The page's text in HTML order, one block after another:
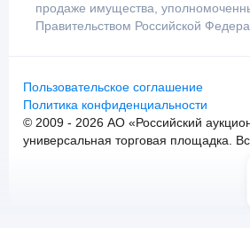
продаже имущества,
Правительством Российской
Пользовательское соглашение
Политика конфиденциальности
© 2009 - 2026 АО «Российский
универсальная торговая площадка.